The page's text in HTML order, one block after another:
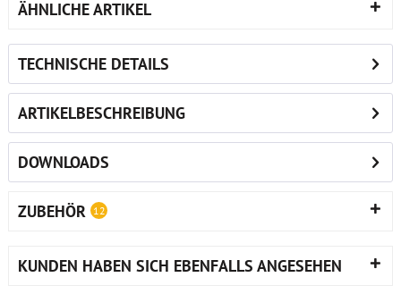
ÄHNLICHE ARTIKEL
TECHNISCHE DETAILS
ARTIKELBESCHREIBUNG
DOWNLOADS
ZUBEHÖR 12
KUNDEN HABEN SICH EBENFALLS ANGESEHEN